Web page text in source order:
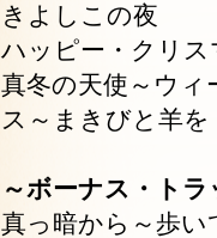
きよしこの夜
ハッピー・クリ
真冬の天使～ウ
ス～まきびと羊を
～ボーナス・ト
真っ暗から～歩い